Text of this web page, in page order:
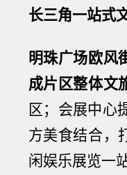
长三角一站式
明珠广场欧风
成片区整体文
区；会展中心
方美食结合，
闲娱乐展览一